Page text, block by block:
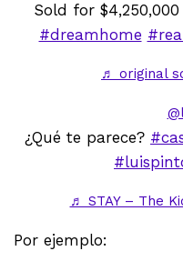
Sold for
#dreamhome
♬ original
¿Qué te parece?
♬ STAY – The
Por ejemplo: